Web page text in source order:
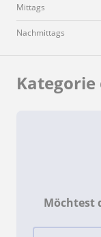
Mittags
Nachmittags
Möchtest